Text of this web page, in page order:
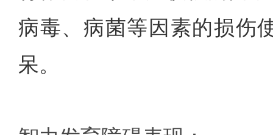
病毒、病菌等因素的损伤
呆。